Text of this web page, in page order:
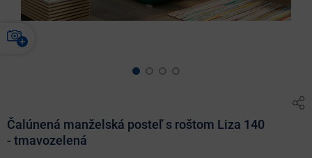
Čalúnená manželská posteľ s roštom Liza 140
- tmavozelená